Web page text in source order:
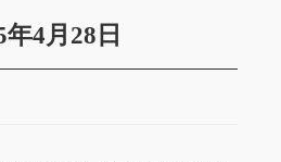
年4月28日